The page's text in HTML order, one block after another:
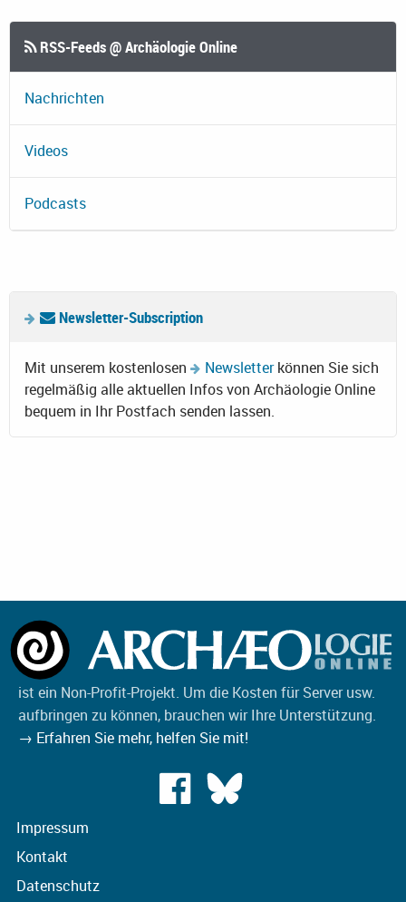
RSS-Feeds @ Archäologie Online
Nachrichten
Videos
Podcasts
Newsletter-Subscription
Mit unserem kostenlosen Newsletterkönnen Sie sich
regelmäßig alle aktuellen Infos von Archäologie Online
bequem in Ihr Postfach senden lassen.
ist ein Non-Profit-Projekt. Um die Kosten für Server usw.
aufbringen zu können, brauchen wir Ihre Unterstützung.
→ Erfahren Sie mehr, helfen Sie mit!
Impressum
Kontakt
Datenschutz